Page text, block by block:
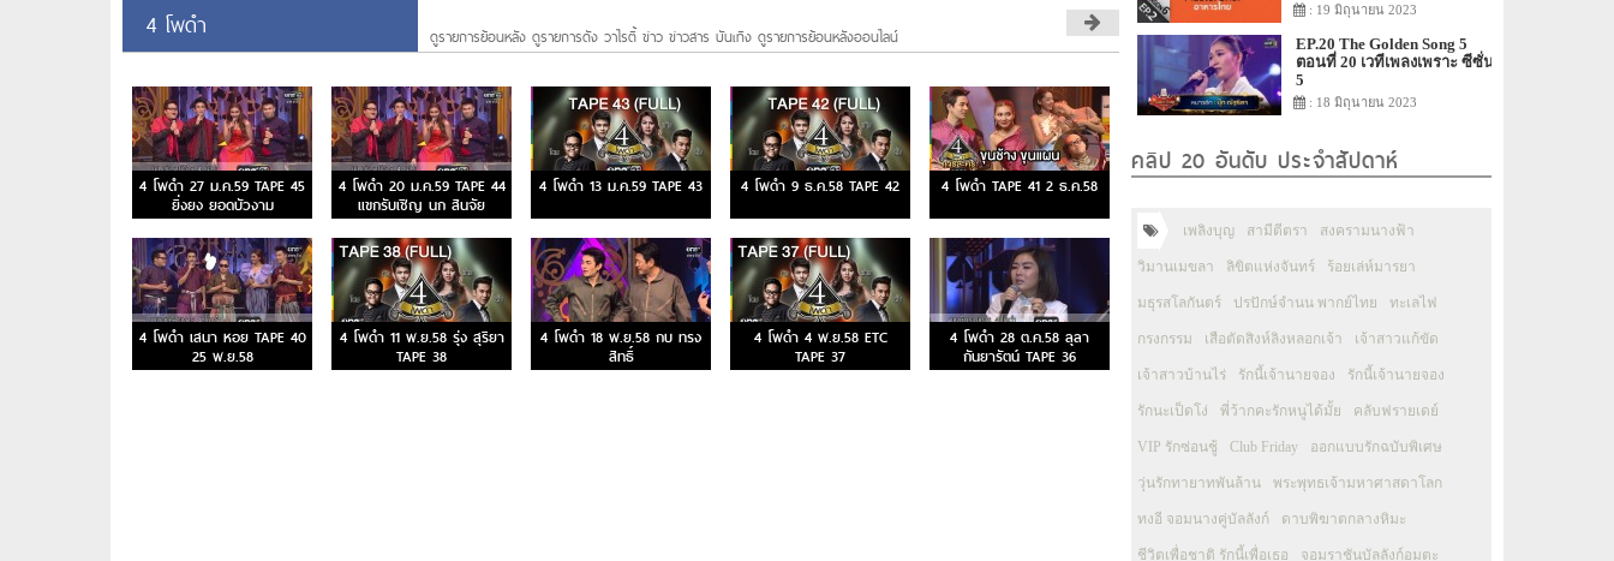
4 โพดำ ดูรายการย้อนหลัง ดูรายการดัง วาไรตี้ ข่าว ข่าวสาร บันเทิง ดูรายการย้อนหลังออนไลน์
4 โพดำ 27 ม.ค.59 TAPE 45
ยิ่งยง ยอดบัวงาม
4 โพดำ 20 ม.ค.59 TAPE 44
แขกรับเชิญ นก สินจัย
4 โพดำ 13 ม.ค.59 TAPE 43 4 โพดำ 9 ธ.ค.58 TAPE 42 4 โพดำ TAPE 41 2 ธ.ค.58
4 โพดำ เสนา หอย TAPE 40
25 พ.ย.58
4 โพดำ 11 พ.ย.58 รุ่ง สุริยา
TAPE 38
4 โพดำ 18 พ.ย.58 กบ ทรง
สิทธิ์
4 โพดำ 4 พ.ย.58 ETC
TAPE 37
4 โพดำ 28 ต.ค.58 ลุลา
กันยารัตน์ TAPE 36
: 19 มิถุนายน 2023
EP.20 The Golden Song 5
ตอนที่ 20 เวทีเพลงเพราะ ซีซั่น
5
: 18 มิถุนายน 2023
คลิป 20 อันดับ ประจำสัปดาห์
เพลิงบุญ สามีตีตรา สงครามนางฟ้า
วิมานเมขลา ลิขิตแห่งจันทร์ ร้อยเล่ห์มารยา
มธุรสโลกันตร์ ปรปักษ์จำนน พากย์ไทย ทะเลไฟ
กรงกรรม เสือตัดสิงห์ลิงหลอกเจ้า เจ้าสาวแก้ขัด
เจ้าสาวบ้านไร่ รักนี้เจ้านายจอง รักนี้เจ้านายจอง
รักนะเป็ดโง่ พี่ว้ากคะรักหนูได้มั้ย คลับฟรายเดย์
VIP รักซ่อนชู้ Club Friday ออกแบบรักฉบับพิเศษ
วุ่นรักทายาทพันล้าน พระพุทธเจ้ามหาศาสดาโลก
ทงอี จอมนางคู่บัลลังก์ ดาบพิฆาตกลางหิมะ
ชีวิตเพื่อชาติ รักนี้เพื่อเธอ จอมราชันบัลลังก์อมตะ